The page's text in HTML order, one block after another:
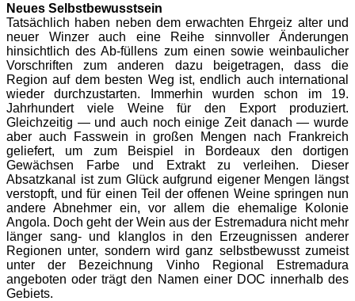
Neues Selbstbewusstsein
Tatsächlich haben neben dem erwachten Ehrgeiz alter und
neuer Winzer auch eine Reihe sinnvoller Änderungen
hinsichtlich des Ab-füllens zum einen sowie weinbaulicher
Vorschriften zum anderen dazu beigetragen, dass die
Region auf dem besten Weg ist, endlich auch international
wieder durchzustarten. Immerhin wurden schon im 19.
Jahrhundert viele Weine für den Export produziert.
Gleichzeitig — und auch noch einige Zeit danach — wurde
aber auch Fasswein in großen Mengen nach Frankreich
geliefert, um zum Beispiel in Bordeaux den dortigen
Gewächsen Farbe und Extrakt zu verleihen. Dieser
Absatzkanal ist zum Glück aufgrund eigener Mengen längst
verstopft, und für einen Teil der offenen Weine springen nun
andere Abnehmer ein, vor allem die ehemalige Kolonie
Angola. Doch geht der Wein aus der Estremadura nicht mehr
länger sang- und klanglos in den Erzeugnissen anderer
Regionen unter, sondern wird ganz selbstbewusst zumeist
unter der Bezeichnung Vinho Regional Estremadura
angeboten oder trägt den Namen einer DOC innerhalb des
Gebiets.